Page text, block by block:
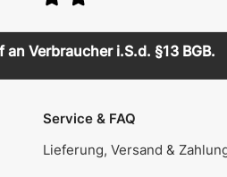
Verbraucher i.S.d. §13 BGB.
Service & FAQ
Lieferung, Versand &